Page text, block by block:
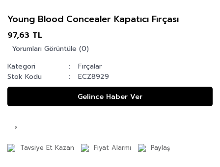
Young Blood Concealer Kapatıcı Fırçası
97,63 TL
Yorumları Görüntüle (0)
Kategori
Fırçalar
Stok Kodu
ECZ8929
Gelince Haber Ver
Tavsiye Et Kazan Fiyat Alarmı Paylaş